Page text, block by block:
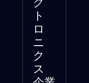
ク
ト
ロ
ニ
ク
ス